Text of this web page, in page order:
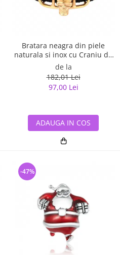
Bratara neagra din piele
naturala si inox cu Craniu de
Viking
de la
182,01 Lei
97,00 Lei
ADAUGA IN COS
-47%